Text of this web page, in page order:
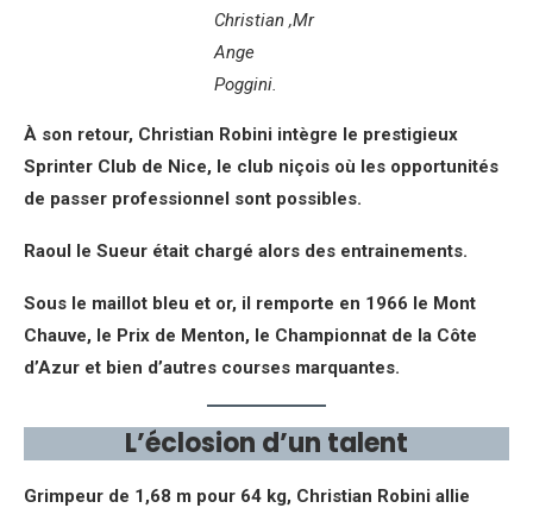
Christian ,Mr
Ange
Poggini.
À son retour, Christian Robini intègre le prestigieux
Sprinter Club de Nice, le club niçois où les opportunités
de passer professionnel sont possibles.
Raoul le Sueur était chargé alors des entrainements.
Sous le maillot bleu et or, il remporte en 1966 le Mont
Chauve, le Prix de Menton, le Championnat de la Côte
d’Azur et bien d’autres courses marquantes.
L’éclosion d’un talent
Grimpeur de 1,68 m pour 64 kg, Christian Robini allie